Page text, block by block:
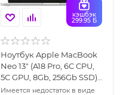
кэшбэк
299.95 Б
Ноутбук Apple MacBook
Neo 13" (A18 Pro, 6C CPU,
5C GPU, 8Gb, 256Gb SSD),
серебристый (MHFA4)
Имеется недостаток в виде